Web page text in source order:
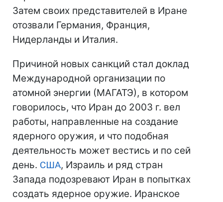
Затем своих представителей в Иране
отозвали Германия, Франция,
Нидерланды и Италия.
Причиной новых санкций стал доклад
Международной организации по
атомной энергии (МАГАТЭ), в котором
говорилось, что Иран до 2003 г. вел
работы, направленные на создание
ядерного оружия, и что подобная
деятельность может вестись и по сей
день. США, Израиль и ряд стран
Запада подозревают Иран в попытках
создать ядерное оружие. Иранское